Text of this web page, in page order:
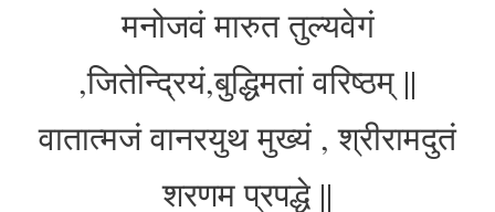
मनोजवं मारुत तुल्यवेगं
,जितेन्द्रियं,बुद्धिमतां वरिष्ठम् ||
वातात्मजं वानरयुथ मुख्यं , श्रीरामदुतं
शरणम प्रपद्धे ||